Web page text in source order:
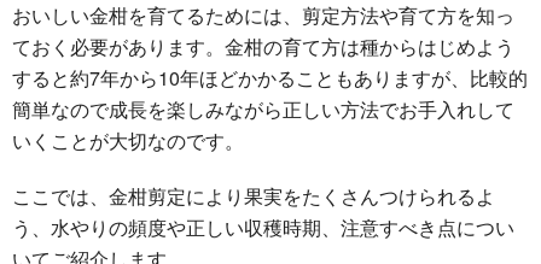
おいしい金柑を育てるためには、剪定方法や育て方を知っ
ておく必要があります。金柑の育て方は種からはじめよう
すると約7年から10年ほどかかることもありますが、比較的
簡単なので成長を楽しみながら正しい方法でお手入れして
いくことが大切なのです。
ここでは、金柑剪定により果実をたくさんつけられるよ
う、水やりの頻度や正しい収穫時期、注意すべき点につい